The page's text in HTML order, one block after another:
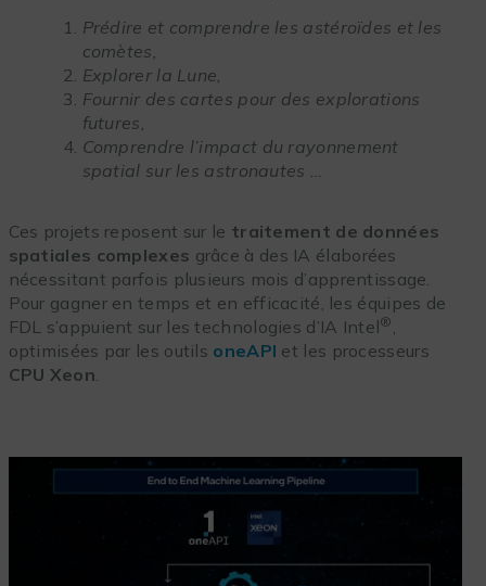
Prédire et comprendre les astéroïdes et les
comètes,
Explorer la Lune,
Fournir des cartes pour des explorations
futures,
Comprendre l’impact du rayonnement
spatial sur les astronautes …
Ces projets reposent sur le traitement de données
spatiales complexes grâce à des IA élaborées
nécessitant parfois plusieurs mois d’apprentissage.
Pour gagner en temps et en efficacité, les équipes de
FDL s’appuient sur les technologies d’IA Intel® ,
optimisées par les outils oneAPI et les processeurs
CPU Xeon.